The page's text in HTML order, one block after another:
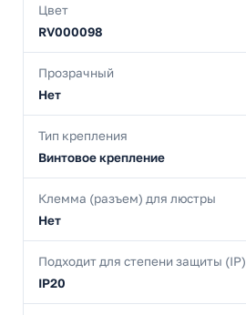
Цвет
RV000098
Прозрачный
Нет
Тип крепления
Винтовое крепление
Клемма (разъем) для люстры
Нет
Подходит для степени защиты (IP)
IP20